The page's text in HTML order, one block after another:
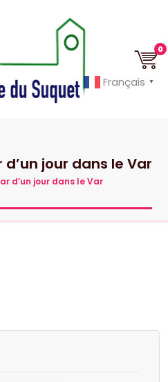
0
jour dans le Var
d’un jour dans le Var
Français ▼